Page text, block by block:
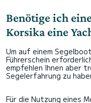
Benötige ich
Korsika eine
Um auf einem
Führerschein
empfehlen Ihnen aber
Segelerfahrung zu
Für die Nutzung eines